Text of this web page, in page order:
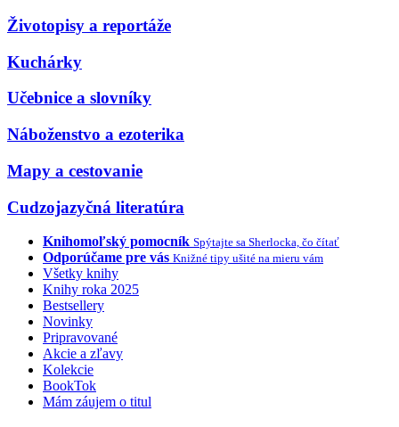
Životopisy a reportáže
Kuchárky
Učebnice a slovníky
Náboženstvo a ezoterika
Mapy a cestovanie
Cudzojazyčná literatúra
Knihomoľský pomocník Spýtajte sa Sherlocka, čo čítať
Odporúčame pre vás Knižné tipy ušité na mieru vám
Všetky knihy
Knihy roka 2025
Bestsellery
Novinky
Pripravované
Akcie a zľavy
Kolekcie
BookTok
Mám záujem o titul